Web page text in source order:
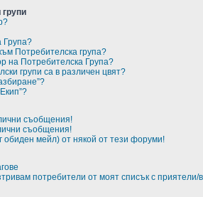
групи
Група?
Потребителска група?
на Потребителска Група?
групи са в различен цвят?
съобщения!
съобщения!
обиден мейл) от някой от тези форуми!
потребители от моят списък с приятели/